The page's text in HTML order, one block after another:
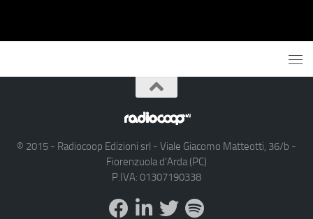
© 2015 - Radiocoop Edizioni srl - Viale Giacomo Matteotti, 36/b -
Fiorenzuola d'Arda (PC)
P.IVA: 01307190338